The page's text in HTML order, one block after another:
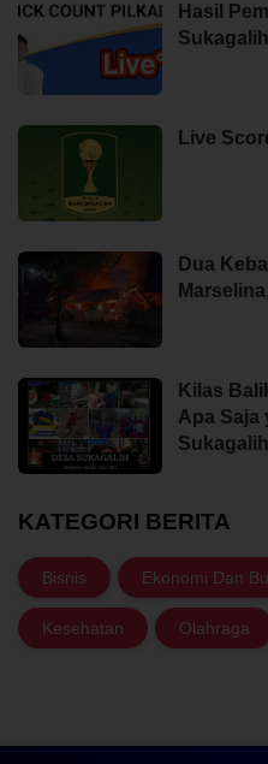
Hasil
Live
Dua
Kilas
Apa Saja
KATEGORI BERITA
Bisnis Ekonomi Dan
Kesehatan Olahraga